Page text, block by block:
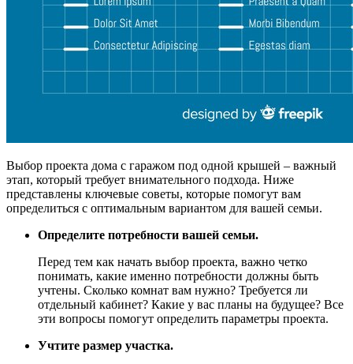
Выбор проекта дома с гаражом под одной крышей – важный
этап, который требует внимательного подхода. Ниже
представлены ключевые советы, которые помогут вам
определиться с оптимальным вариантом для вашей семьи.
Определите потребности вашей семьи.
Перед тем как начать выбор проекта, важно четко
понимать, какие именно потребности должны быть
учтены. Сколько комнат вам нужно? Требуется ли
отдельный кабинет? Какие у вас планы на будущее? Все
эти вопросы помогут определить параметры проекта.
Учтите размер участка.